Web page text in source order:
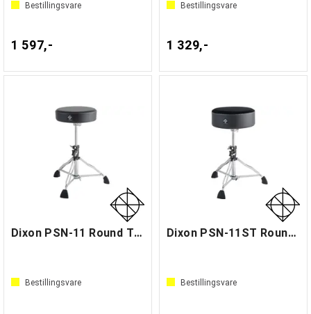
Bestillingsvare
1 597,-
Bestillingsvare
1 329,-
Dixon PSN-11 Round Throne
Bestillingsvare
Dixon PSN-11ST Round Throne
Bestillingsvare